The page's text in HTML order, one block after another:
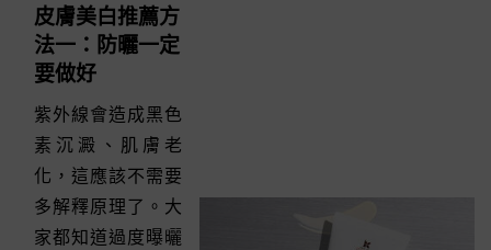
皮膚美白推薦方
法一：防曬一定
要做好
紫外線會造成黑色
素沉澱、肌膚老
化，這應該不需要
多解釋原理了。大
家都知道過度曝曬